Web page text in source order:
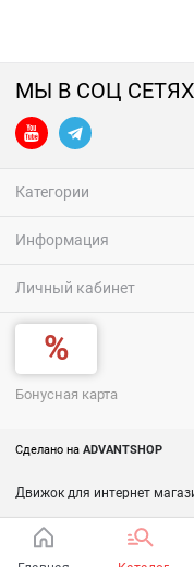
МЫ В СОЦ СЕТЯХ
Категории
Информация
Личный кабинет
Бонусная карта
Сделано на ADVANTSHOP
Движок для интернет